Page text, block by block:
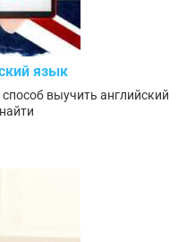
язык
выучить английский